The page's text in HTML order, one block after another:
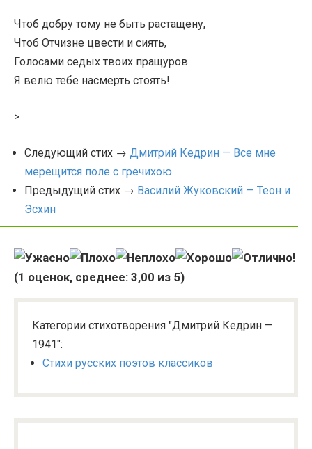
Чтоб добру тому не быть растащену,
Чтоб Отчизне цвести и сиять,
Голосами седых твоих пращуров
Я велю тебе насмерть стоять!
>
Следующий стих → Дмитрий Кедрин — Все мне
мерещится поле с гречихою
Предыдущий стих → Василий Жуковский — Теон и
Эсхин
(1 оценок, среднее: 3,00 из 5)
Категории стихотворения "Дмитрий Кедрин —
1941":
Стихи русских поэтов классиков